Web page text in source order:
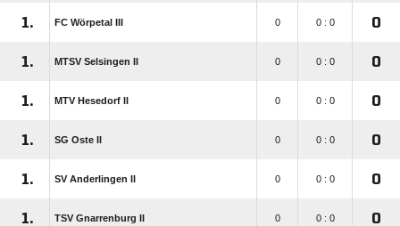
1. FC Wörpetal III 0 0 : 0 0
1. MTSV Selsingen II 0 0 : 0 0
1. MTV Hesedorf II 0 0 : 0 0
1. SG Oste II 0 0 : 0 0
1. SV Anderlingen II 0 0 : 0 0
1. TSV Gnarrenburg II 0 0 : 0 0